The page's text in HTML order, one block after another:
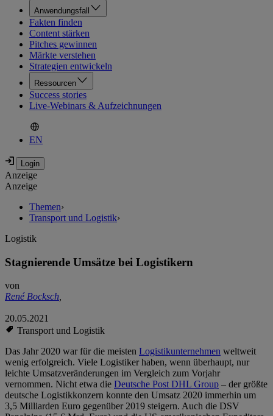
Anwendungsfall
Fakten finden
Content stärken
Pitches gewinnen
Märkte verstehen
Strategien entwickeln
Ressourcen
Success stories
Live-Webinars & Aufzeichnungen
EN
Anzeige
Anzeige
Themen›
Transport und Logistik›
Logistik
Stagnierende Umsätze bei Logistikern
von
René Bocksch,
20.05.2021
Transport und Logistik
Das Jahr 2020 war für die meisten Logistikunternehmen weltweit
wenig erfolgreich. Viele Logistiker haben, wenn überhaupt, nur
leichte Umsatzveränderungen im Vergleich zum Vorjahr
vernommen. Nicht etwa die Deutsche Post DHL Group – der größte
deutsche Logistikkonzern konnte den Umsatz 2020 immerhin um
3,5 Milliarden Euro gegenüber 2019 steigern. Auch die DSV